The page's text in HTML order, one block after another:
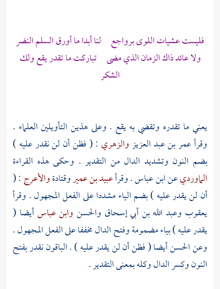
فليست عشيات اللوى برواجع لنا أبدا ما أورق السلم النضر
ولا عائد ذاك الزمان الذي مضى تباركت ما تقدر يقع ولك
الشكر
يعني ما تقدره وتقضي به يقع . وعلى هذين التأويلين العلماء .
وقرأعمر بن عبد العزيزوالزهري : ( فظن أن لن نقدر عليه )
بضم النون وتشديد الدال من التقدير . وحكى هذه القراءة
الماورديعنابن عباس. وقرأعبيد بن عميروقتادةوالأعرج : (
أن لن يقدر عليه ) بضم الياء مشددا على الفعل المجهول . وقرأ
يعقوب وعبد الله بن أبي إسحاق والحسن وابن عباسأيضا (
يقدر عليه ) بياء مضمومة وفتح الدال مخففا على الفعل المجهول .
وعنالحسنأيضا ( فظن أن لن يقدر عليه ) . الباقون نقدر بفتح
النون وكسر الدال وكله بمعنى التقدير .